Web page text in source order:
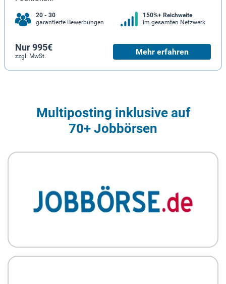
20 - 30
garantierte Bewerbungen
150%+ Reichweite
im gesamten Netzwerk
Nur 995€
zzgl. MwSt. Mehr erfahren
Multiposting inklusive auf
70+ Jobbörsen